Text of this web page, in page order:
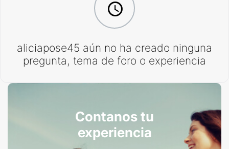
aliciapose45 aún no ha creado ninguna
pregunta, tema de foro o experiencia
Contanos tu
experiencia